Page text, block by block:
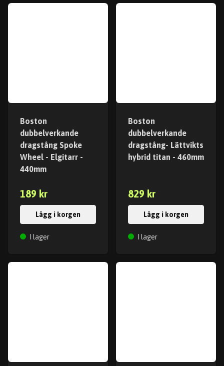
Boston
dubbelverkande
dragstång Spoke
Wheel - Elgitarr -
440mm
189 kr
Lägg i korgen
I lager
Boston
dubbelverkande
dragstång- Lättvikts
hybrid titan - 460mm
829 kr
Lägg i korgen
I lager